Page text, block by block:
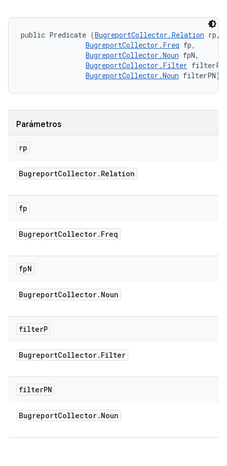
public Predicate (BugreportCollector.Relation rp,
BugreportCollector.Freq fp,
BugreportCollector.Noun fpN,
BugreportCollector.Filter
BugreportCollector.Noun filterPN)
Parámetros
rp
BugreportCollector. Relation
fp
BugreportCollector. Freq
fpN
BugreportCollector. Noun
filterP
BugreportCollector. Filter
filterPN
BugreportCollector. Noun